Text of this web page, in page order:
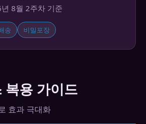
8월 2주차 기준
송 비밀포장
복용 가이드
효과 극대화